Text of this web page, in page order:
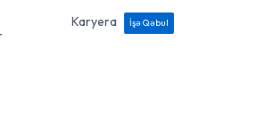
Karyera
İşə Qəbul